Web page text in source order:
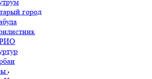
город